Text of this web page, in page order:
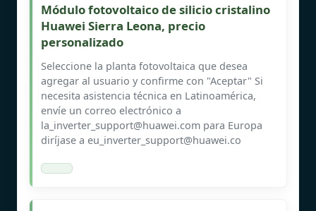
Módulo fotovoltaico de silicio cristalino
Huawei Sierra Leona, precio
personalizado
Seleccione la planta fotovoltaica que desea
agregar al usuario y confirme con "Aceptar" Si
necesita asistencia técnica en Latinoamérica,
envíe un correo electrónico a
la_inverter_support@huawei.com para Europa
diríjase a eu_inverter_support@huawei.co